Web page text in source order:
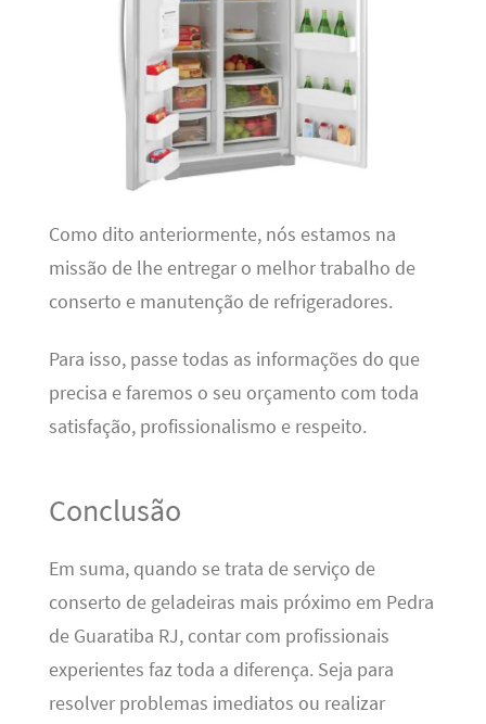
Como dito anteriormente, nós estamos na
missão de lhe entregar o melhor trabalho de
conserto e manutenção de refrigeradores.
Para isso, passe todas as informações do que
precisa e faremos o seu orçamento com toda
satisfação, profissionalismo e respeito.
Conclusão
Em suma, quando se trata de serviço de
conserto de geladeiras mais próximo em Pedra
de Guaratiba RJ, contar com profissionais
experientes faz toda a diferença. Seja para
resolver problemas imediatos ou realizar